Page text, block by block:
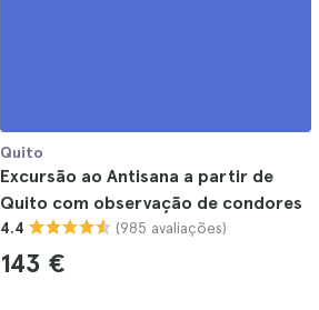
Quito
Excursão ao Antisana a partir de
Quito com observação de condores
4.4 (985 avaliações)
143 €